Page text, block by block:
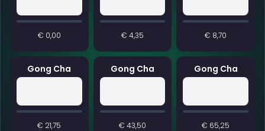
€ 0,00 € 4,35 € 8,70
Gong Cha
€ 21,75
Gong Cha
€ 43,50
Gong Cha
€ 65,25